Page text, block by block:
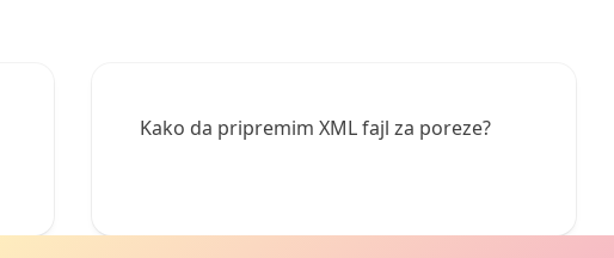
Kako da pripremim XML fajl za poreze?